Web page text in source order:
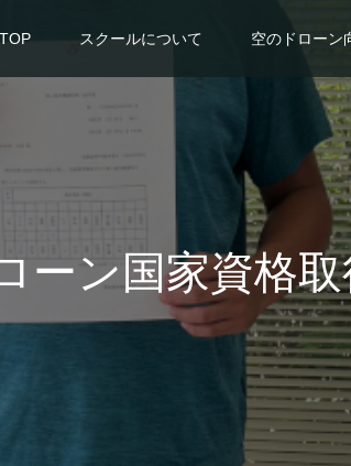
TOP スクールについて 空のドローン
ーン国家資格